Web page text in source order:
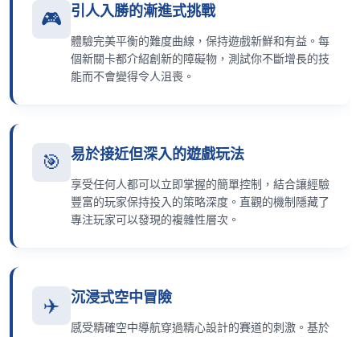
🎮 引人入勝的漸進式挑戰
體驗完美平衡的難度曲線，保持遊戲新鮮和有益。每
個新關卡都介紹創新的障礙物，測試你不斷增長的技
能而不會變得令人沮喪。
🎯 易於接近但深入的遊戲玩法
享受任何人都可以立即掌握的簡單控制，結合讓經驗
豐富的玩家保持投入的策略深度。直觀的機制隱藏了
專注玩家可以發現的複雜性層次。
✈️ 沉浸式空中冒險
感受精確空中導航穿過精心設計的賽道的刺激。基於